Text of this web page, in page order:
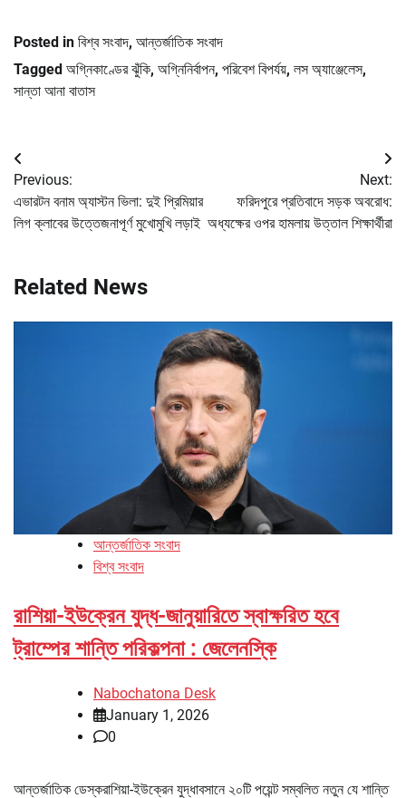
Posted in বিশ্ব সংবাদ, আন্তর্জাতিক সংবাদ
Tagged অগ্নিকাণ্ডের ঝুঁকি, অগ্নিনির্বাপন, পরিবেশ বিপর্যয়, লস অ্যাঞ্জেলেস,
সান্তা আনা বাতাস
Post
navigation
Previous:
এভারটন বনাম অ্যাস্টন ভিলা: দুই প্রিমিয়ার
লিগ ক্লাবের উত্তেজনাপূর্ণ মুখোমুখি লড়াই
Next:
ফরিদপুরে প্রতিবাদে সড়ক অবরোধ:
অধ্যক্ষের ওপর হামলায় উত্তাল শিক্ষার্থীরা
Related News
আন্তর্জাতিক সংবাদ
বিশ্ব সংবাদ
রাশিয়া-ইউক্রেন যুদ্ধ-জানুয়ারিতে স্বাক্ষরিত হবে
ট্রাম্পের শান্তি পরিকল্পনা : জেলেনস্কি
Nabochatona Desk
January 1, 2026
0
আন্তর্জাতিক ডেস্করাশিয়া-ইউক্রেন যুদ্ধাবসানে ২০টি পয়েন্ট সম্বলিত নতুন যে শান্তি